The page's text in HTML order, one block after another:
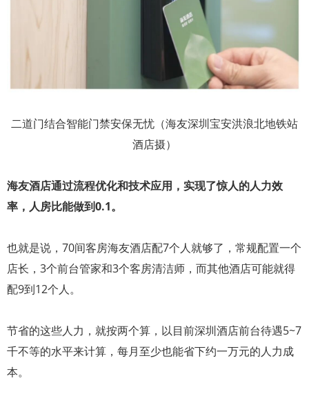
二道门结合智能门禁安保无忧（海友深圳宝安洪浪北地铁站
酒店摄）
海友酒店通过流程优化和技术应用，实现了惊人的人力效
率，人房比能做到0.1。
也就是说，70间客房海友酒店配7个人就够了，常规配置一个
店长，3个前台管家和3个客房清洁师，而其他酒店可能就得
配9到12个人。
节省的这些人力，就按两个算，以目前深圳酒店前台待遇5~7
千不等的水平来计算，每月至少也能省下约一万元的人力成
本。